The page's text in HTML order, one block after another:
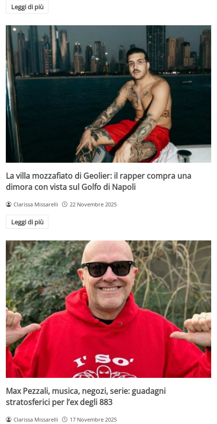
Leggi di più
La villa mozzafiato di Geolier: il rapper compra una
dimora con vista sul Golfo di Napoli
Clarissa Missarelli 22 Novembre 2025
Leggi di più
Max Pezzali, musica, negozi, serie: guadagni
stratosferici per l’ex degli 883
Clarissa Missarelli 17 Novembre 2025